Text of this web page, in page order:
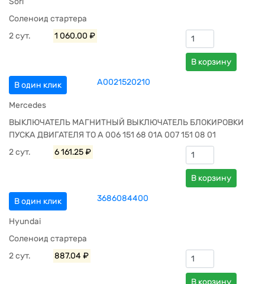
Соленоид стартера
2 сут.
1 060.00 ₽
В корзину
В один клик A0021520210
Mercedes
ВЫКЛЮЧАТЕЛЬ МАГНИТНЫЙ ВЫКЛЮЧАТЕЛЬ БЛОКИРОВКИ
ПУСКА ДВИГАТЕЛЯ TO A 006 151 68 01A 007 151 08 01
2 сут.
6 161.25 ₽
В корзину
В один клик 3686084400
Hyundai
Соленоид стартера
2 сут.
887.04 ₽
В корзину